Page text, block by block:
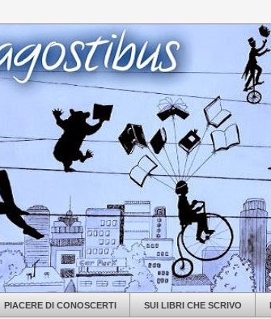
PIACERE DI CONOSCERTI SUI LIBRI CHE SCRIVO